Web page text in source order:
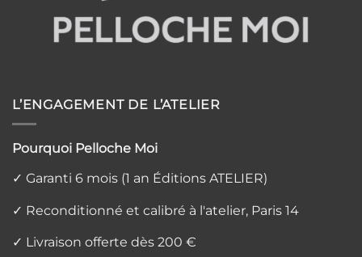
L’ENGAGEMENT DE L’ATELIER
Pourquoi Pelloche Moi
✓ Garanti 6 mois (1 an Éditions ATELIER)
✓ Reconditionné et calibré à l'atelier, Paris 14
✓ Livraison offerte dès 200 €